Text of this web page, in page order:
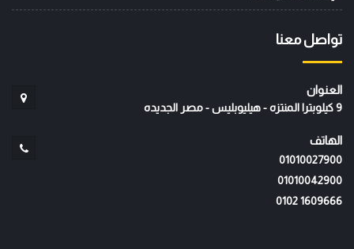
تواصل معنا
العنوان
9 كيلوبترا المنتزه - هيليوبليس - مصر الجديده
الهاتف
01010027900
01010042900
‭0102 1609666‬